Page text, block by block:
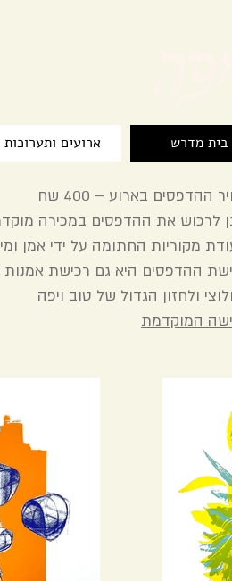
בית מדרש ארועים ותערוכות
ההדפסים בארוע – 400 שח
מקוריות החתומה על ידי אמן
ההדפסים היא גם רכישת אמנות
ולחזון הגדול של טוב ויפה
המוקדמת